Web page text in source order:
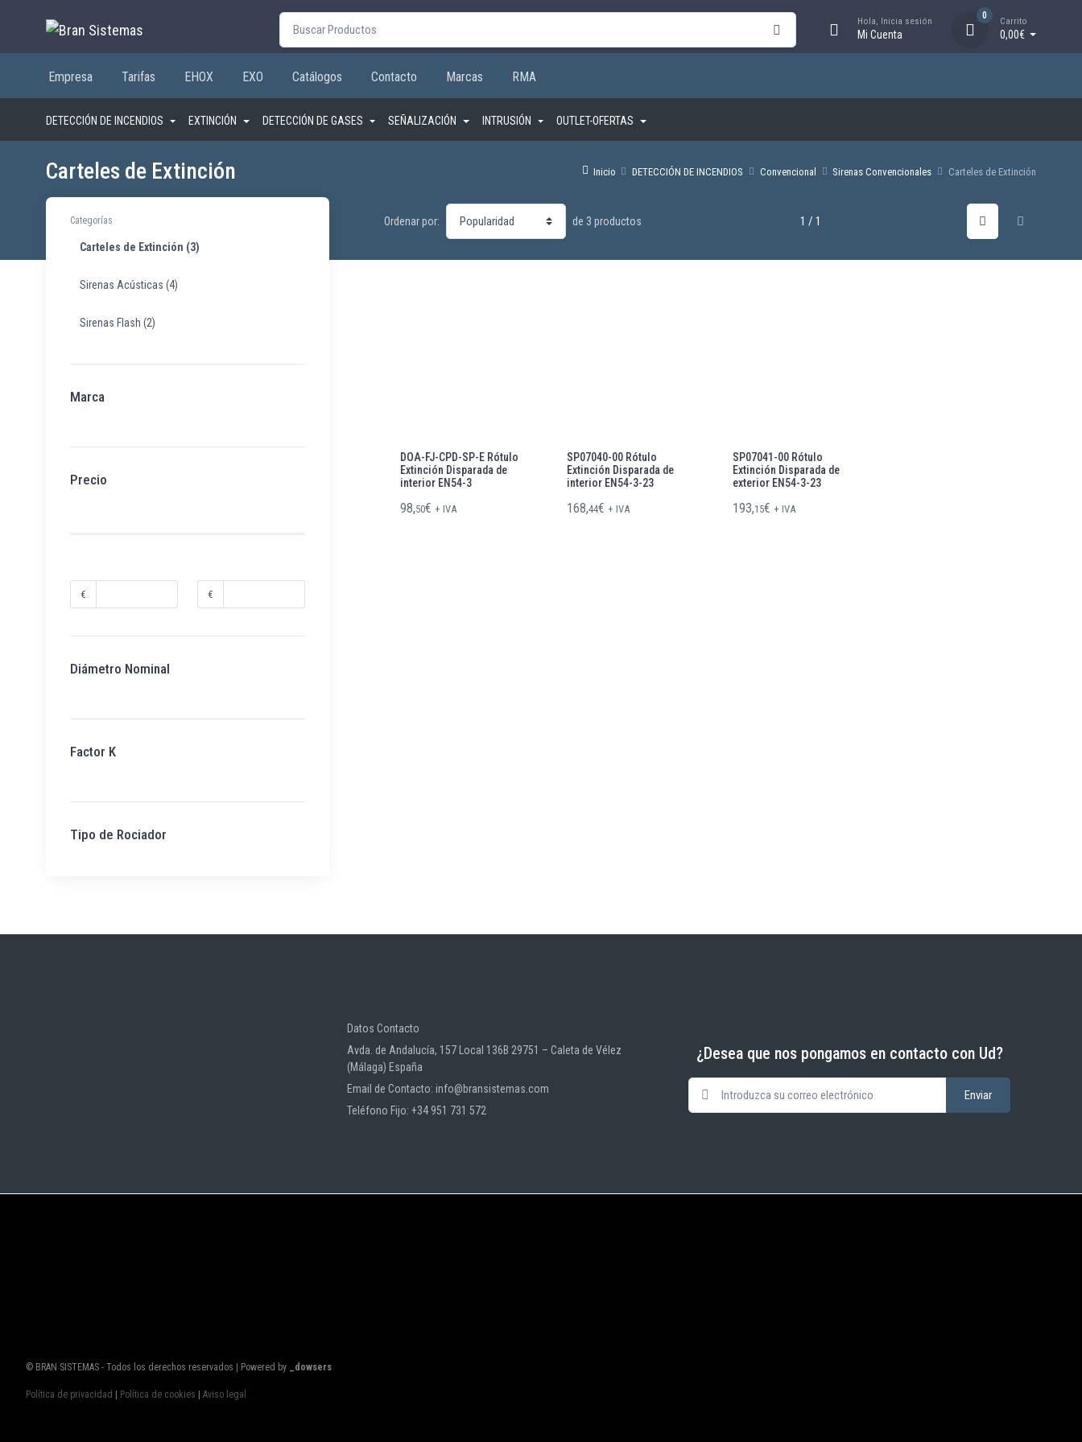
Buscar por: Hola, Inicia sesión
Mi Cuenta
0
Carrito
0,00€
Empresa Tarifas EHOX EXO Catálogos Contacto Marcas RMA
DETECCIÓN DE INCENDIOS EXTINCIÓN DETECCIÓN DE GASES SEÑALIZACIÓN INTRUSIÓN OUTLET-OFERTAS
Inicio DETECCIÓN DE INCENDIOS Convencional Sirenas Convencionales Carteles de Extinción
Carteles de Extinción
Ordenar por: de 3 productos 1 / 1
DOA-FJ-CPD-SP-E Rótulo
Extinción Disparada de
interior EN54-3
98,50€ + IVA
SP07040-00 Rótulo
Extinción Disparada de
interior EN54-3-23
168,44€ + IVA
SP07041-00 Rótulo
Extinción Disparada de
exterior EN54-3-23
193,15€ + IVA
Categorías
Carteles de Extinción (3)
Sirenas Acústicas (4)
Sirenas Flash (2)
Marca
Precio
€ €
Diámetro Nominal
Factor K
Tipo de Rociador
Datos Contacto
Avda. de Andalucía, 157 Local 136B 29751 – Caleta de Vélez
(Málaga) España
Email de Contacto: info@bransistemas.com
Teléfono Fijo: +34 951 731 572
¿Desea que nos pongamos en contacto con Ud?
© BRAN SISTEMAS - Todos los derechos reservados | Powered by _dowsers
Política de privacidad | Política de cookies | Aviso legal